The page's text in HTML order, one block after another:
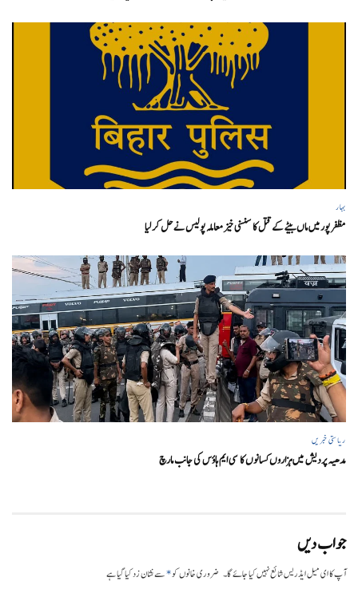
بہار
مظفر پور میں ماں بیٹے کے قتل کا سنسنی خیز معاملہ پولیس نے حل کر لیا
ریاستی خبریں
مدھیہ پردیش میں ہزاروں کسانوں کا سی ایم ہاؤس کی جانب مارچ
جواب دیں
آپ کا ای میل ایڈریس شائع نہیں کیا جائے گا۔ ضروری خانوں کو*سے نشان زد کیا گیا ہے